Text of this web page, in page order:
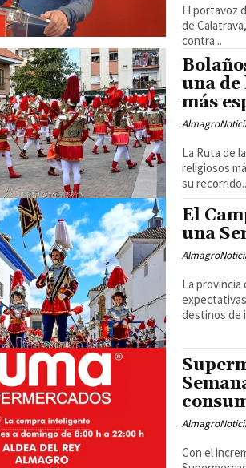
El portavoz
de
contra...
una de
más
La Ruta de
religiosos
su
El
una
La provincia
destinos de
Con el